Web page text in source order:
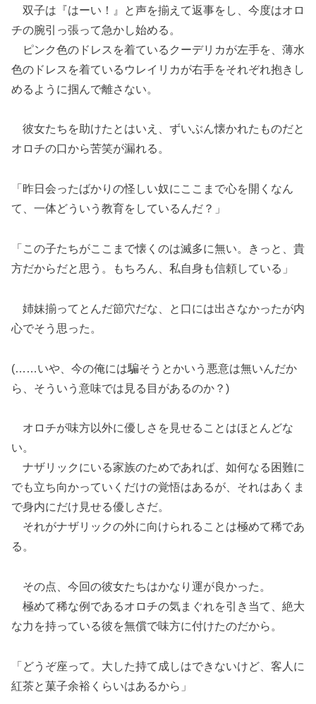
双子は『はーい！』と声を揃えて返事をし、今度はオロ
チの腕引っ張って急かし始める。
ピンク色のドレスを着ているクーデリカが左手を、薄水
色のドレスを着ているウレイリカが右手をそれぞれ抱きし
めるように掴んで離さない。
彼女たちを助けたとはいえ、ずいぶん懐かれたものだと
オロチの口から苦笑が漏れる。
「昨日会ったばかりの怪しい奴にここまで心を開くなん
て、一体どういう教育をしているんだ？」
「この子たちがここまで懐くのは滅多に無い。きっと、貴
方だからだと思う。もちろん、私自身も信頼している」
姉妹揃ってとんだ節穴だな、と口には出さなかったが内
心でそう思った。
(……いや、今の俺には騙そうとかいう悪意は無いんだか
ら、そういう意味では見る目があるのか？)
オロチが味方以外に優しさを見せることはほとんどな
い。
ナザリックにいる家族のためであれば、如何なる困難に
でも立ち向かっていくだけの覚悟はあるが、それはあくま
で身内にだけ見せる優しさだ。
それがナザリックの外に向けられることは極めて稀であ
る。
その点、今回の彼女たちはかなり運が良かった。
極めて稀な例であるオロチの気まぐれを引き当て、絶大
な力を持っている彼を無償で味方に付けたのだから。
「どうぞ座って。大した持て成しはできないけど、客人に
紅茶と菓子余裕くらいはあるから」